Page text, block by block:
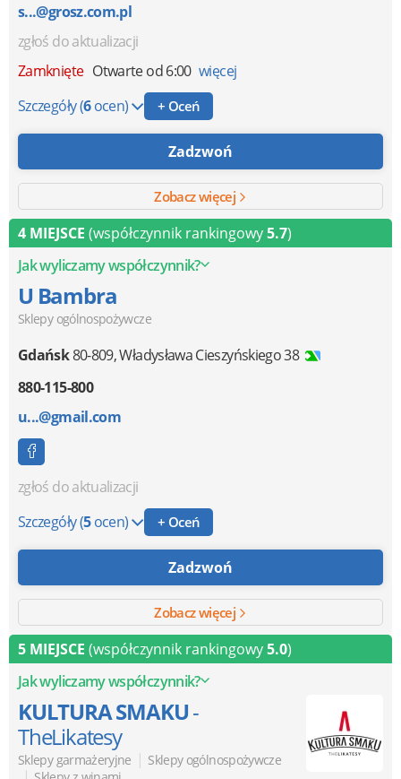
s...@grosz.com.pl
zgłoś do aktualizacji
Zamknięte Otwarte od 6:00 więcej
Szczegóły(6ocen) + Oceń
Zadzwoń
Zobacz więcej
4 MIEJSCE (współczynnik rankingowy5.7)
Jak wyliczamy współczynnik?
U Bambra
Sklepy ogólnospożywcze
Gdańsk80-809,Władysława Cieszyńskiego 38
880-115-800
u...@gmail.com
zgłoś do aktualizacji
Szczegóły(5ocen) + Oceń
Zadzwoń
Zobacz więcej
5 MIEJSCE (współczynnik rankingowy5.0)
Jak wyliczamy współczynnik?
KULTURA SMAKU-
TheLikatesy
Sklepy garmażeryjne | Sklepy ogólnospożywcze